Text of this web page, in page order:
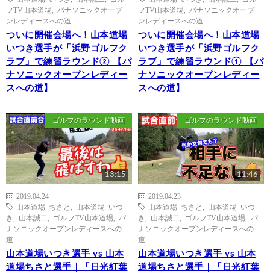
フTV山本道場
パナソニックオープ
ンレディースへの道
ついに開催会場へ！山本道場
いつき選手が「浜野ゴルフク
ラブ」で練習ラウンド② 【パ
ナソニックオープンレディー
スへの道】
フTV山本道場
パナソニックオープ
ンレディースへの道
ついに開催会場へ！山本道場
いつき選手が「浜野ゴルフク
ラブ」で練習ラウンド① 【パ
ナソニックオープンレディー
スへの道】
ゴルフのラウンド動画
13:15
2019.04.24
山本道場 ちさと
山本道場 いつ
き
山本誠二 ゴルフTV山本道場
パ
ナソニックオープンレディースへの
道
山本道場いつき選手 vs 山本
道場ちさと選手｜「日光紅葉
ゴルフのラウンド動画
11:46
2019.04.23
山本道場 ちさと
山本道場 いつ
き
山本誠二 ゴルフTV山本道場
パ
ナソニックオープンレディースへの
道
山本道場いつき選手 vs 山本
道場ちさと選手｜「日光紅葉